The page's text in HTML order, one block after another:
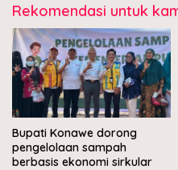
Rekomendasi untuk
Bupati Konawe dorong
pengelolaan sampah
berbasis ekonomi sirkular